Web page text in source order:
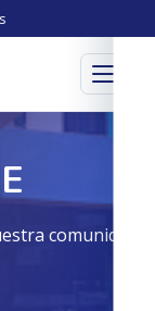
Menú
comunidad